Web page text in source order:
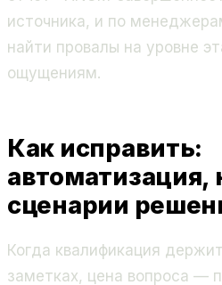
источника, и по
найти провалы на уровне
ощущениям.
Как исправить:
автоматизация,
сценарии
Когда квалификация
заметках, цена вопроса —